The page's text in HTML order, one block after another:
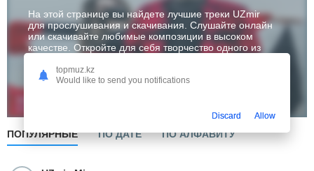
На этой странице вы найдете лучшие треки UZmir
для прослушивания и скачивания. Слушайте онлайн
или скачивайте любимые композиции в высоком
качестве. Откройте для себя творчество одного из
Слушать
ПОПУЛЯРНЫЕ ПО ДАТЕ ПО АЛФАВИТУ
topmuz.kz
Would like to send you notifications
Discard Allow